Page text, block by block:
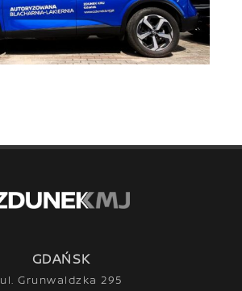
GDAŃSK
ul. Grunwaldzka 295